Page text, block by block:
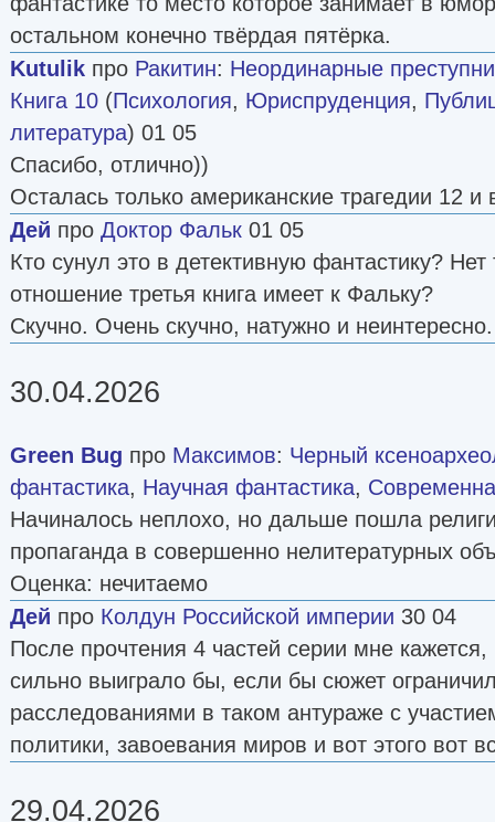
остальном конечно твёрдая пятёрка.
Kutulik про Ракитин: Неординарные
Книга 10 (Психология, Юриспруденция,
литература) 01 05
Спасибо, отлично))
Осталась только американские трагедии 12 и
Дей про Доктор Фальк 01 05
Кто сунул это в детективную фантастику?
отношение третья книга имеет к Фальку?
Скучно. Очень скучно, натужно и неинтересно.
30.04.2026
Green Bug про Максимов: Черный
фантастика, Научная фантастика,
Начиналось неплохо, но дальше пошла
пропаганда в совершенно нелитературных
Оценка: нечитаемо
Дей про Колдун Российской империи 30 04
После прочтения 4 частей серии мне кажется,
сильно выиграло бы, если бы сюжет
расследованиями в таком антураже с
политики, завоевания миров и вот этого вот
29.04.2026